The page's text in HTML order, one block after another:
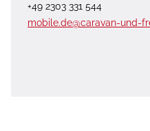
+49 2303 331 544
mobile.de@caravan-und-